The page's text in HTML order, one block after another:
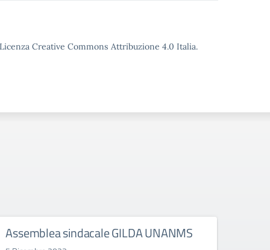
Creative Commons Attribuzione 4.0 Italia.
Assemblea sindacale GILDA UNANMS